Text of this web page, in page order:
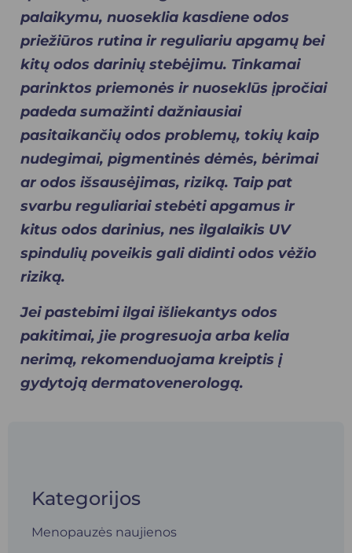
palaikymu, nuoseklia kasdiene odos
priežiūros rutina ir reguliariu apgamų bei
kitų odos darinių stebėjimu. Tinkamai
parinktos priemonės ir nuoseklūs įpročiai
padeda sumažinti dažniausiai
pasitaikančių odos problemų, tokių kaip
nudegimai, pigmentinės dėmės, bėrimai
ar odos išsausėjimas, riziką. Taip pat
svarbu reguliariai stebėti apgamus ir
kitus odos darinius, nes ilgalaikis UV
spindulių poveikis gali didinti odos vėžio
riziką.
Jei pastebimi ilgai išliekantys odos
pakitimai, jie progresuoja arba kelia
nerimą, rekomenduojama kreiptis į
gydytoją dermatovenerologą.
Kategorijos
Menopauzės naujienos